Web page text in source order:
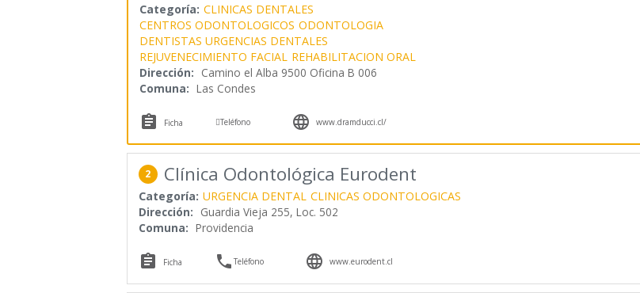
Categoría: CLINICAS DENTALES
CENTROS ODONTOLOGICOS ODONTOLOGIA
DENTISTAS URGENCIAS DENTALES
REJUVENECIMIENTO FACIAL REHABILITACION ORAL
Dirección: Camino el Alba 9500 Oficina B 006
Comuna: Las Condes
 Ficha Teléfono  www.dramducci.cl/
2 Clínica Odontológica Eurodent
Categoría: URGENCIA DENTAL CLINICAS ODONTOLOGICAS
Dirección: Guardia Vieja 255, Loc. 502
Comuna: Providencia
 Ficha Teléfono  www.eurodent.cl